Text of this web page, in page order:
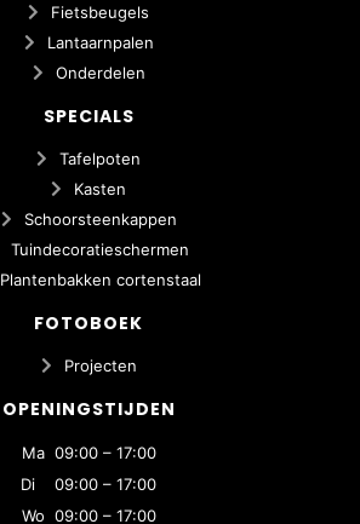
Fietsbeugels
Lantaarnpalen
Onderdelen
SPECIALS
Tafelpoten
Kasten
Schoorsteenkappen
Tuindecoratieschermen
Plantenbakken cortenstaal
FOTOBOEK
Projecten
OPENINGSTIJDEN
Ma 09:00 – 17:00
Di 09:00 – 17:00
Wo 09:00 – 17:00